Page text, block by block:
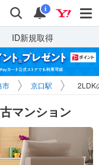
検索 通知
i
ID新規取得
市 京口駅 2LDK
マンション